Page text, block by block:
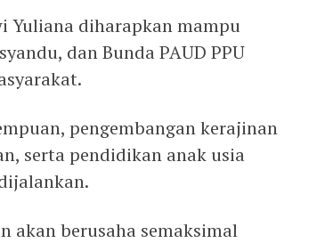
Yuliana diharapkan mampu
dan Bunda PAUD PPU
pengembangan kerajinan
serta pendidikan anak usia
akan berusaha semaksimal